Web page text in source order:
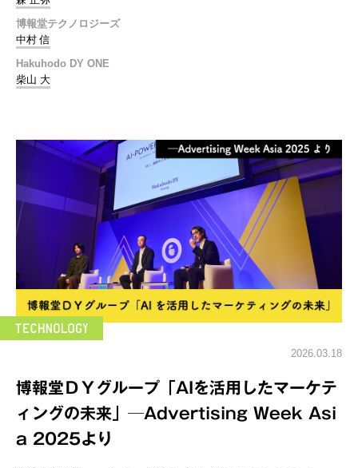
博報堂テクノロジーズ
中村 信
Hakuhodo DY ONE
柴山 大
2026.03.18
博報堂ＤＹグループ「AIを活用したマーケテ
ィングの未来」─Advertising Week Asi
a 2025より